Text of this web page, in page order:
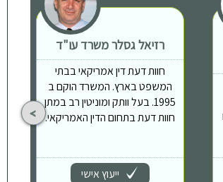
רזיאל גסלר משרד עו"ד
חוות דעת דין אמריקאי בבתי
המשפט בארץ. המשרד הוקם ב
1995. בעל וותק ומוניטין רב במתן
חוות דעת בתחום הדין האמריקאי.
ייעוץ אישי